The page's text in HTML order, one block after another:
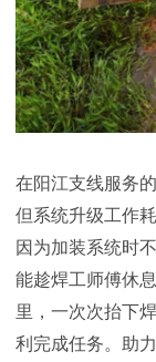
在阳江支线服务
但系统升级工作
因为加装系统时
能趁焊工师傅休
里，一次次抬下
利完成任务。助